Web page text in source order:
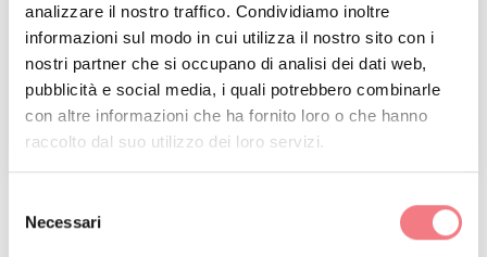
analizzare il nostro traffico. Condividiamo inoltre
informazioni sul modo in cui utilizza il nostro sito con i
nostri partner che si occupano di analisi dei dati web,
pubblicità e social media, i quali potrebbero combinarle
con altre informazioni che ha fornito loro o che hanno
raccolto dal suo utilizzo dei loro servizi.
delNecessari